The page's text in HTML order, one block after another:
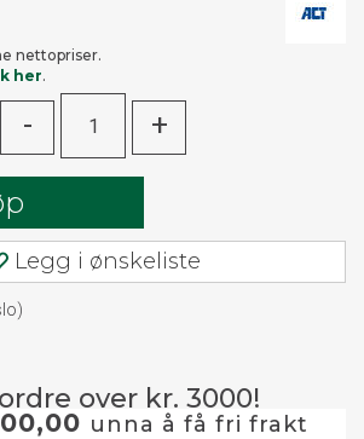
nettopriser.
her.
- +
Legg i ønskeliste
over kr. 3000!
unna å få fri frakt